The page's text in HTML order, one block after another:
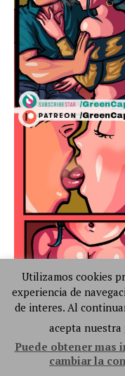
Utilizamos cookies
experiencia de
de interes. Al
acepta
Puede obtener mas
cambiar la